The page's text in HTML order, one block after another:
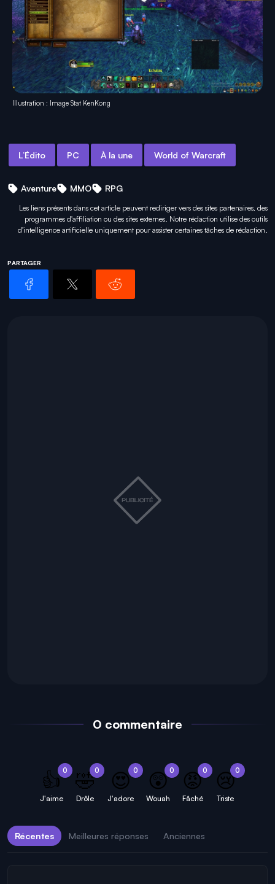
Illustration : Image Stat KenKong
L’Édito PC À la une World of Warcraft
Aventure MMO RPG
Les liens présents dans cet article peuvent rediriger vers des sites partenaires, des
programmes d'affiliation ou des sites externes. Notre rédaction utilise des outils
d'intelligence artificielle uniquement pourassister certaines tâches de rédaction.
PARTAGER
0 commentaire
0
👍
J'aime
0
🤣
Drôle
0
😍
J'adore
0
😲
Wouah
0
😡
Fâché
0
😢
Triste
Récentes Meilleures réponses Anciennes